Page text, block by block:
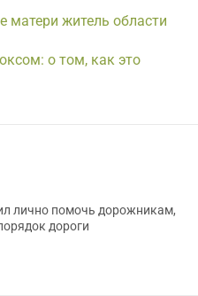
матери житель области
о том, как это
лично помочь дорожникам,
дороги